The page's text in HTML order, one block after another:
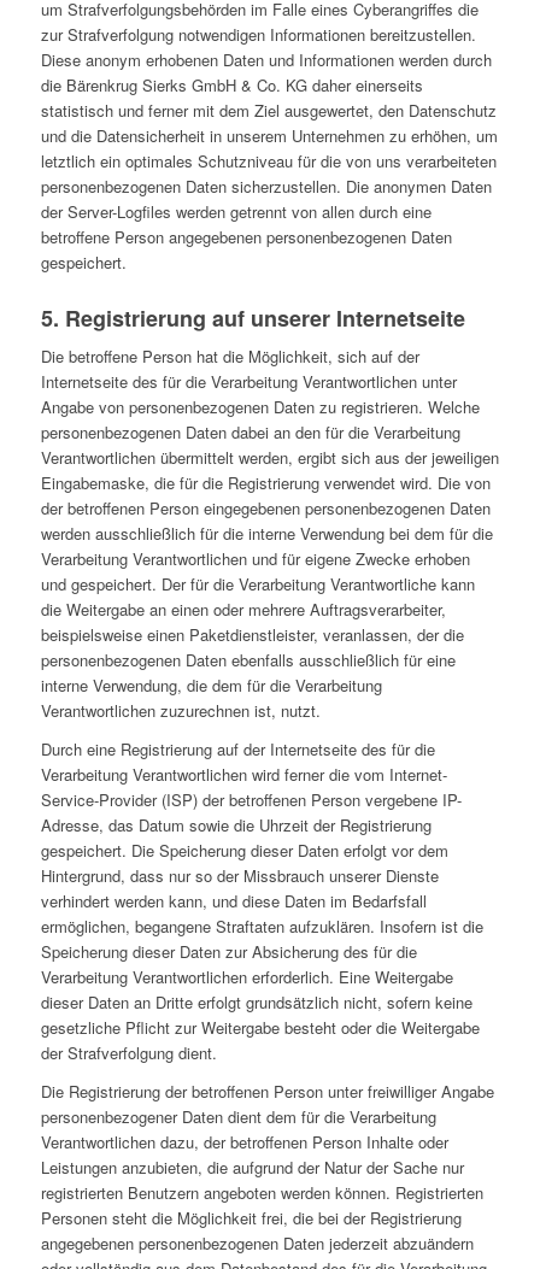
um Strafverfolgungsbehörden im Falle eines Cyberangriffes die
zur Strafverfolgung notwendigen Informationen bereitzustellen.
Diese anonym erhobenen Daten und Informationen werden durch
die Bärenkrug Sierks GmbH & Co. KG daher einerseits
statistisch und ferner mit dem Ziel ausgewertet, den Datenschutz
und die Datensicherheit in unserem Unternehmen zu erhöhen, um
letztlich ein optimales Schutzniveau für die von uns verarbeiteten
personenbezogenen Daten sicherzustellen. Die anonymen Daten
der Server-Logfiles werden getrennt von allen durch eine
betroffene Person angegebenen personenbezogenen Daten
gespeichert.
5. Registrierung auf unserer Internetseite
Die betroffene Person hat die Möglichkeit, sich auf der
Internetseite des für die Verarbeitung Verantwortlichen unter
Angabe von personenbezogenen Daten zu registrieren. Welche
personenbezogenen Daten dabei an den für die Verarbeitung
Verantwortlichen übermittelt werden, ergibt sich aus der jeweiligen
Eingabemaske, die für die Registrierung verwendet wird. Die von
der betroffenen Person eingegebenen personenbezogenen Daten
werden ausschließlich für die interne Verwendung bei dem für die
Verarbeitung Verantwortlichen und für eigene Zwecke erhoben
und gespeichert. Der für die Verarbeitung Verantwortliche kann
die Weitergabe an einen oder mehrere Auftragsverarbeiter,
beispielsweise einen Paketdienstleister, veranlassen, der die
personenbezogenen Daten ebenfalls ausschließlich für eine
interne Verwendung, die dem für die Verarbeitung
Verantwortlichen zuzurechnen ist, nutzt.
Durch eine Registrierung auf der Internetseite des für die
Verarbeitung Verantwortlichen wird ferner die vom Internet-
Service-Provider (ISP) der betroffenen Person vergebene IP-
Adresse, das Datum sowie die Uhrzeit der Registrierung
gespeichert. Die Speicherung dieser Daten erfolgt vor dem
Hintergrund, dass nur so der Missbrauch unserer Dienste
verhindert werden kann, und diese Daten im Bedarfsfall
ermöglichen, begangene Straftaten aufzuklären. Insofern ist die
Speicherung dieser Daten zur Absicherung des für die
Verarbeitung Verantwortlichen erforderlich. Eine Weitergabe
dieser Daten an Dritte erfolgt grundsätzlich nicht, sofern keine
gesetzliche Pflicht zur Weitergabe besteht oder die Weitergabe
der Strafverfolgung dient.
Die Registrierung der betroffenen Person unter freiwilliger Angabe
personenbezogener Daten dient dem für die Verarbeitung
Verantwortlichen dazu, der betroffenen Person Inhalte oder
Leistungen anzubieten, die aufgrund der Natur der Sache nur
registrierten Benutzern angeboten werden können. Registrierten
Personen steht die Möglichkeit frei, die bei der Registrierung
angegebenen personenbezogenen Daten jederzeit abzuändern